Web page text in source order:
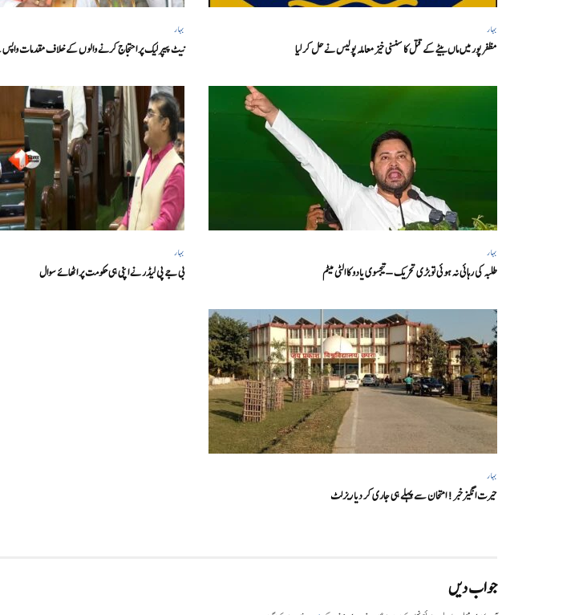
بہار
مظفر پور میں ماں بیٹے کے قتل کا سنسنی خیز معاملہ پولیس نے حل کر لیا
بہار
نیٹ پیپر لیک پر احتجاج کرنے والوں کے خلاف مقدمات واپس
بہار
طلبہ کی رہائی نہ ہوئی تو بڑی تحریک – تیجسوی یادو کا الٹی میٹم
بہار
بی جے پی لیڈر نے اپنی ہی حکومت پر اٹھائے سوال
بہار
حیرت انگیزخبر ! امتحان سے پہلے ہی جاری کر دیا ریزلٹ
جواب دیں